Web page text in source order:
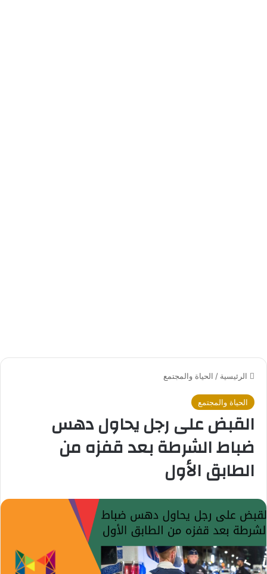
الرئيسية / الحياة والمجتمع
الحياة والمجتمع
القبض على رجل يحاول دهس
ضباط الشرطة بعد قفزه من
الطابق الأول